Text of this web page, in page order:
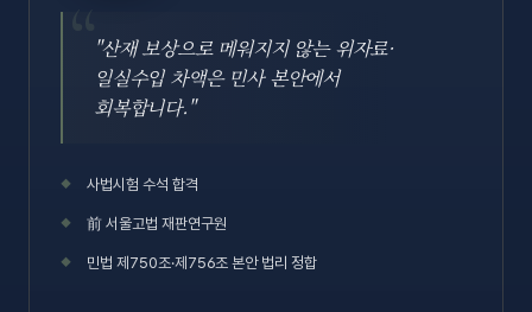
"산재 보상으로 메워지지 않는 위자료·
일실수입 차액은 민사 본안에서
회복합니다."
사법시험 수석 합격
前 서울고법 재판연구원
민법 제750조·제756조 본안 법리 정합